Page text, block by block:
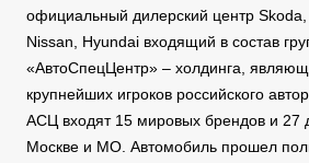
официальный дилерский центр Skoda,
Nissan, Hyundai входящий в состав
«АвтоСпецЦентр» – холдинга,
крупнейших игроков российского
АСЦ входят 15 мировых брендов и 27
Москве и МО. Автомобиль прошел